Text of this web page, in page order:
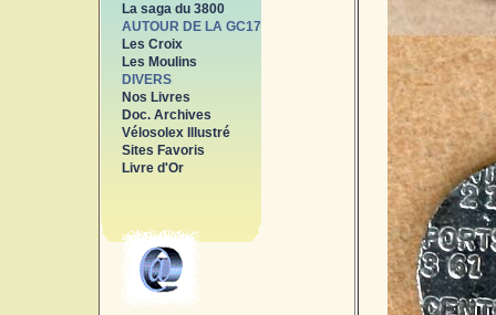
La saga du 3800
AUTOUR DE LA GC17
Les Croix
Les Moulins
DIVERS
Nos Livres
Doc. Archives
Vélosolex Illustré
Sites Favoris
Livre d'Or